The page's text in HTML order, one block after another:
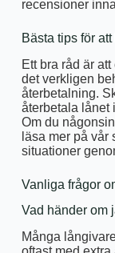
recensioner
Bästa tips för
Ett bra råd är
det verkligen
återbetalning.
återbetala lånet
Om du
läsa mer på vår
situationer
Vanliga frågor
Vad händer om
Många